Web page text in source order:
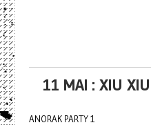
11 MAI : XIU
ANORAK PARTY 1